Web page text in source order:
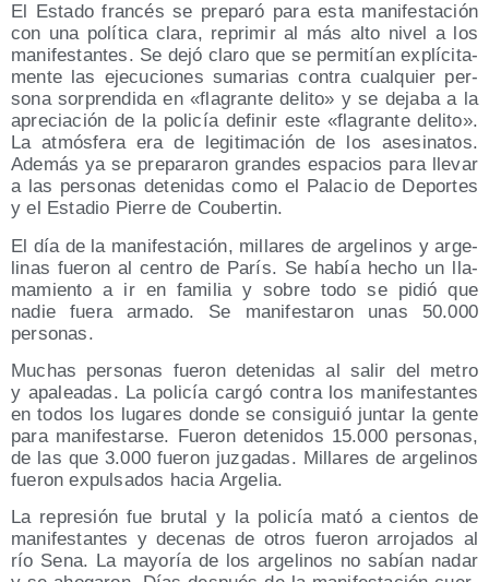
El Esta­do fran­cés se pre­pa­ró para esta mani­fes­ta­ción
con una polí­ti­ca cla­ra, repri­mir al más alto nivel a los
mani­fes­tan­tes. Se dejó cla­ro que se per­mi­tían explí­ci­ta­
men­te las eje­cu­cio­nes suma­rias con­tra cual­quier per­
so­na sor­pren­di­da en «fla­gran­te deli­to» y se deja­ba a la
apre­cia­ción de la poli­cía defi­nir este «fla­gran­te deli­to».
La atmós­fe­ra era de legi­ti­ma­ción de los ase­si­na­tos.
Ade­más ya se pre­pa­ra­ron gran­des espa­cios para lle­var
a las per­so­nas dete­ni­das como el Pala­cio de Depor­tes
y el Esta­dio Pie­rre de Coubertin.
El día de la mani­fes­ta­ción, milla­res de arge­li­nos y arge­
li­nas fue­ron al cen­tro de París. Se había hecho un lla­
ma­mien­to a ir en fami­lia y sobre todo se pidió que
nadie fue­ra arma­do. Se mani­fes­ta­ron unas 50.000
personas.
Muchas per­so­nas fue­ron dete­ni­das al salir del metro
y apa­lea­das. La poli­cía car­gó con­tra los mani­fes­tan­tes
en todos los luga­res don­de se con­si­guió jun­tar la gen­te
para mani­fes­tar­se. Fue­ron dete­ni­dos 15.000 per­so­nas,
de las que 3.000 fue­ron juz­ga­das. Milla­res de arge­li­nos
fue­ron expul­sa­dos hacia Argelia.
La repre­sión fue bru­tal y la poli­cía mató a cien­tos de
mani­fes­tan­tes y dece­nas de otros fue­ron arro­ja­dos al
río Sena. La mayo­ría de los arge­li­nos no sabían nadar